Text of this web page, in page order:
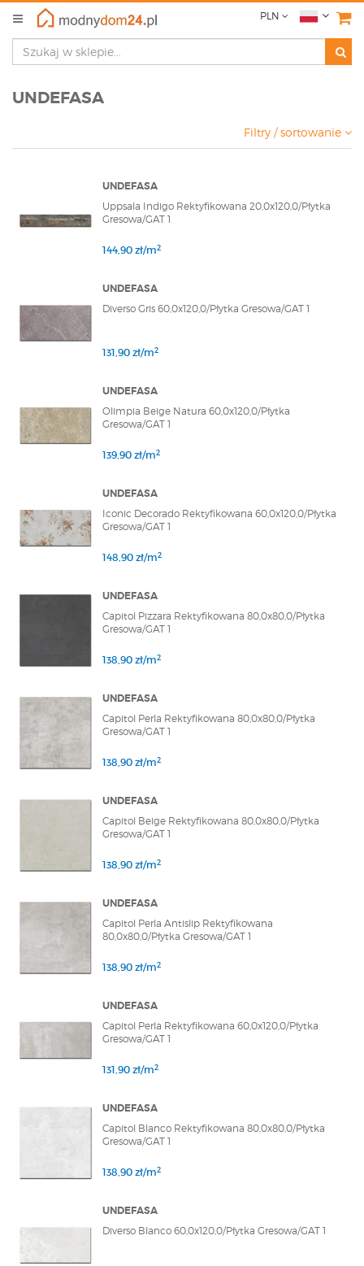
PLN
UNDEFASA
Filtry / sortowanie
UNDEFASA
Uppsala Indigo Rektyfikowana 20,0x120,0/Płytka
Gresowa/GAT 1
144,90 zł/m2
UNDEFASA
Diverso Gris 60,0x120,0/Płytka Gresowa/GAT 1
131,90 zł/m2
UNDEFASA
Olimpia Beige Natura 60,0x120,0/Płytka
Gresowa/GAT 1
139,90 zł/m2
UNDEFASA
Iconic Decorado Rektyfikowana 60,0x120,0/Płytka
Gresowa/GAT 1
148,90 zł/m2
UNDEFASA
Capitol Pizzara Rektyfikowana 80,0x80,0/Płytka
Gresowa/GAT 1
138,90 zł/m2
UNDEFASA
Capitol Perla Rektyfikowana 80,0x80,0/Płytka
Gresowa/GAT 1
138,90 zł/m2
UNDEFASA
Capitol Beige Rektyfikowana 80,0x80,0/Płytka
Gresowa/GAT 1
138,90 zł/m2
UNDEFASA
Capitol Perla Antislip Rektyfikowana
80,0x80,0/Płytka Gresowa/GAT 1
138,90 zł/m2
UNDEFASA
Capitol Perla Rektyfikowana 60,0x120,0/Płytka
Gresowa/GAT 1
131,90 zł/m2
UNDEFASA
Capitol Blanco Rektyfikowana 80,0x80,0/Płytka
Gresowa/GAT 1
138,90 zł/m2
UNDEFASA
Diverso Blanco 60,0x120,0/Płytka Gresowa/GAT 1